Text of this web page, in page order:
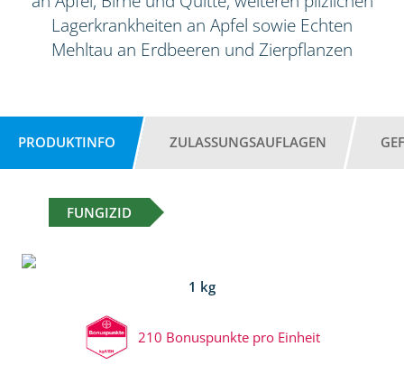
Lagerkrankheiten an Apfel sowie Echten
Mehltau an Erdbeeren und Zierpflanzen
PRODUKTINFO ZULASSUNGSAUFLAGEN
FUNGIZID
1 kg
210 Bonuspunkte pro Einheit